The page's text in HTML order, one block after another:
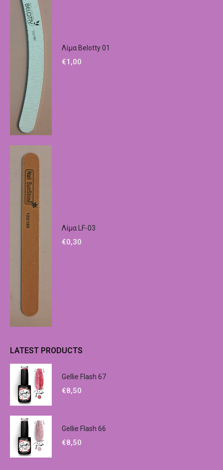
Λίμα Belotty 01
€1,00
Λίμα LF-03
€0,30
LATEST PRODUCTS
Gellie Flash 67
€8,50
Gellie Flash 66
€8,50